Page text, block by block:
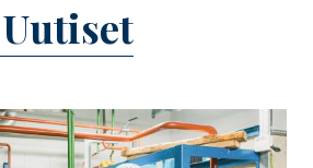
Uutiset